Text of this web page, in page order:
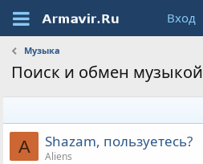
Вход
Музыка
Поиск и обмен музыкой
A Shazam, пользуетесь?
Aliens